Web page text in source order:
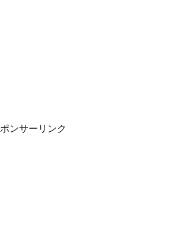
ンサーリンク